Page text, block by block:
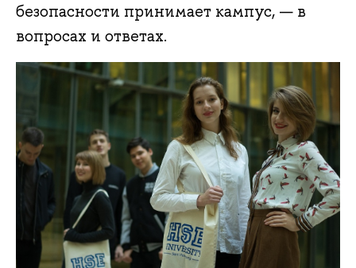
безопасности принимает кампус, — в
вопросах и ответах.